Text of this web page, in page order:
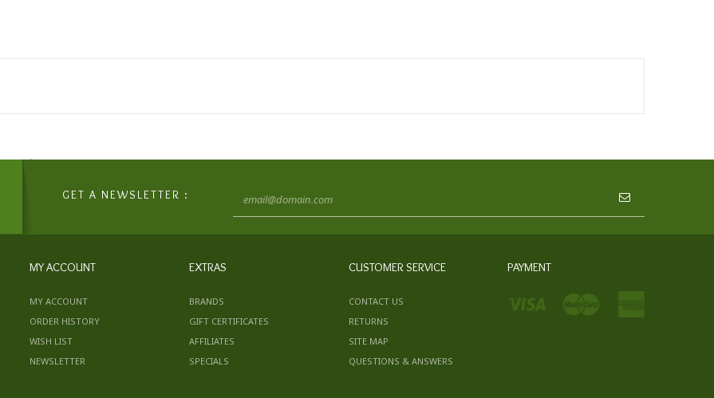
GET A NEWSLETTER :
MY ACCOUNT
MY ACCOUNT
ORDER HISTORY
WISH LIST
NEWSLETTER
EXTRAS
BRANDS
GIFT CERTIFICATES
AFFILIATES
SPECIALS
CUSTOMER SERVICE
CONTACT US
RETURNS
SITE MAP
QUESTIONS & ANSWERS
PAYMENT